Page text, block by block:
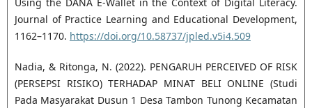
Using the DANA E-Wallet in the Context of Digital Literacy.
Journal of Practice Learning and Educational Development,
1162–1170. https://doi.org/10.58737/jpled.v5i4.509
Nadia, & Ritonga, N. (2022). PENGARUH PERCEIVED OF RISK
(PERSEPSI RISIKO) TERHADAP MINAT BELI ONLINE (Studi
Pada Masyarakat Dusun 1 Desa Tambon Tunong Kecamatan